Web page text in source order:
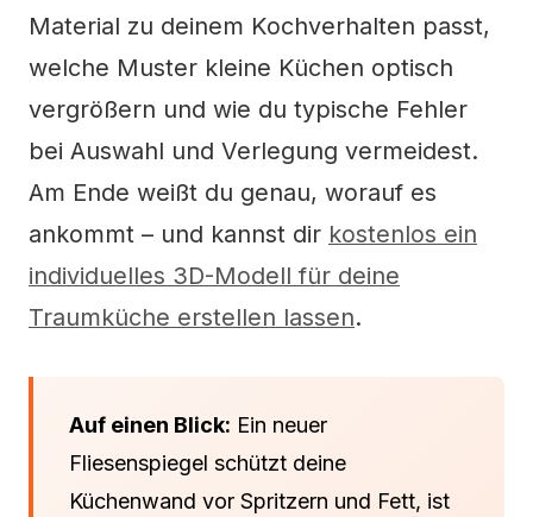
Material zu deinem Kochverhalten passt,
welche Muster kleine Küchen optisch
vergrößern und wie du typische Fehler
bei Auswahl und Verlegung vermeidest.
Am Ende weißt du genau, worauf es
ankommt – und kannst dir kostenlos ein
individuelles 3D-Modell für deine
Traumküche erstellen lassen.
Auf einen Blick: Ein neuer
Fliesenspiegel schützt deine
Küchenwand vor Spritzern und Fett, ist